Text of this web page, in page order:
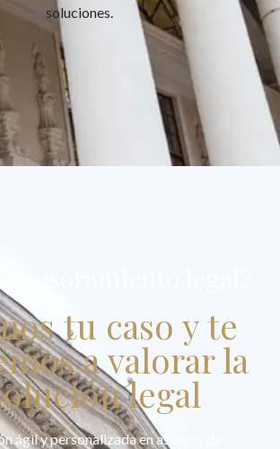
soluciones.
asesoramiento legal?
tu caso y te
a valorar la
legal
ágil y personalizada en asuntos de